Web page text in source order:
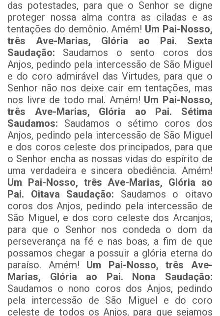
das potestades, para que o Senhor se digne
proteger nossa alma contra as ciladas e as
tentações do demônio. Amém! Um Pai-Nosso,
três Ave-Marias, Glória ao Pai.
Sexta
Saudação: Saudamos o sento coros dos
Anjos, pedindo pela intercessão de São Miguel
e do coro admirável das Virtudes, para que o
Senhor não nos deixe cair em tentações, mas
nos livre de todo mal. Amém! Um Pai-Nosso,
três Ave-Marias, Glória ao Pai.
Sétima
Saudamos: Saudamos o sétimo coros dos
Anjos, pedindo pela intercessão de São Miguel
e dos coros celeste dos principados, para que
o Senhor encha as nossas vidas do espírito de
uma verdadeira e sincera obediência. Amém!
Um Pai-Nosso, três Ave-Marias, Glória ao
Pai.
Oitava Saudação: Saudamos o oitavo
coros dos Anjos, pedindo pela intercessão de
São Miguel, e dos coro celeste dos Arcanjos,
para que o Senhor nos condeda o dom da
perseverança na fé e nas boas, a fim de que
possamos chegar a possuir a glória eterna do
paraíso. Amém! Um Pai-Nosso, três Ave-
Marias, Glória ao Pai.
Nona Saudação:
Saudamos o nono coros dos Anjos, pedindo
pela intercessão de São Miguel e do coro
celeste de todos os Anjos, para que sejamos